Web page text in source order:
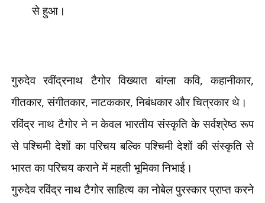
से हुआ।
गुरुदेव रवींद्रनाथ टैगोर विख्यात बांग्ला कवि,कहानीकार,
गीतकार,संगीतकार,नाटककार,निबंधकार और चित्रकार थे।
रविंद्र नाथ टैगोर ने न केवल भारतीय संस्कृति के सर्वश्रेष्ठ रूप
से पश्चिमी देशों का परिचय बल्कि पश्चिमी देशों की संस्कृति से
भारत का परिचय कराने में महती भूमिका निभाई।
गुरुदेव रविंद्र नाथ टैगोर साहित्य का नोबेल पुरस्कार प्राप्त करने